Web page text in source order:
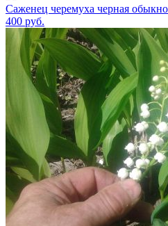
Саженец черемуха черная
400 руб.